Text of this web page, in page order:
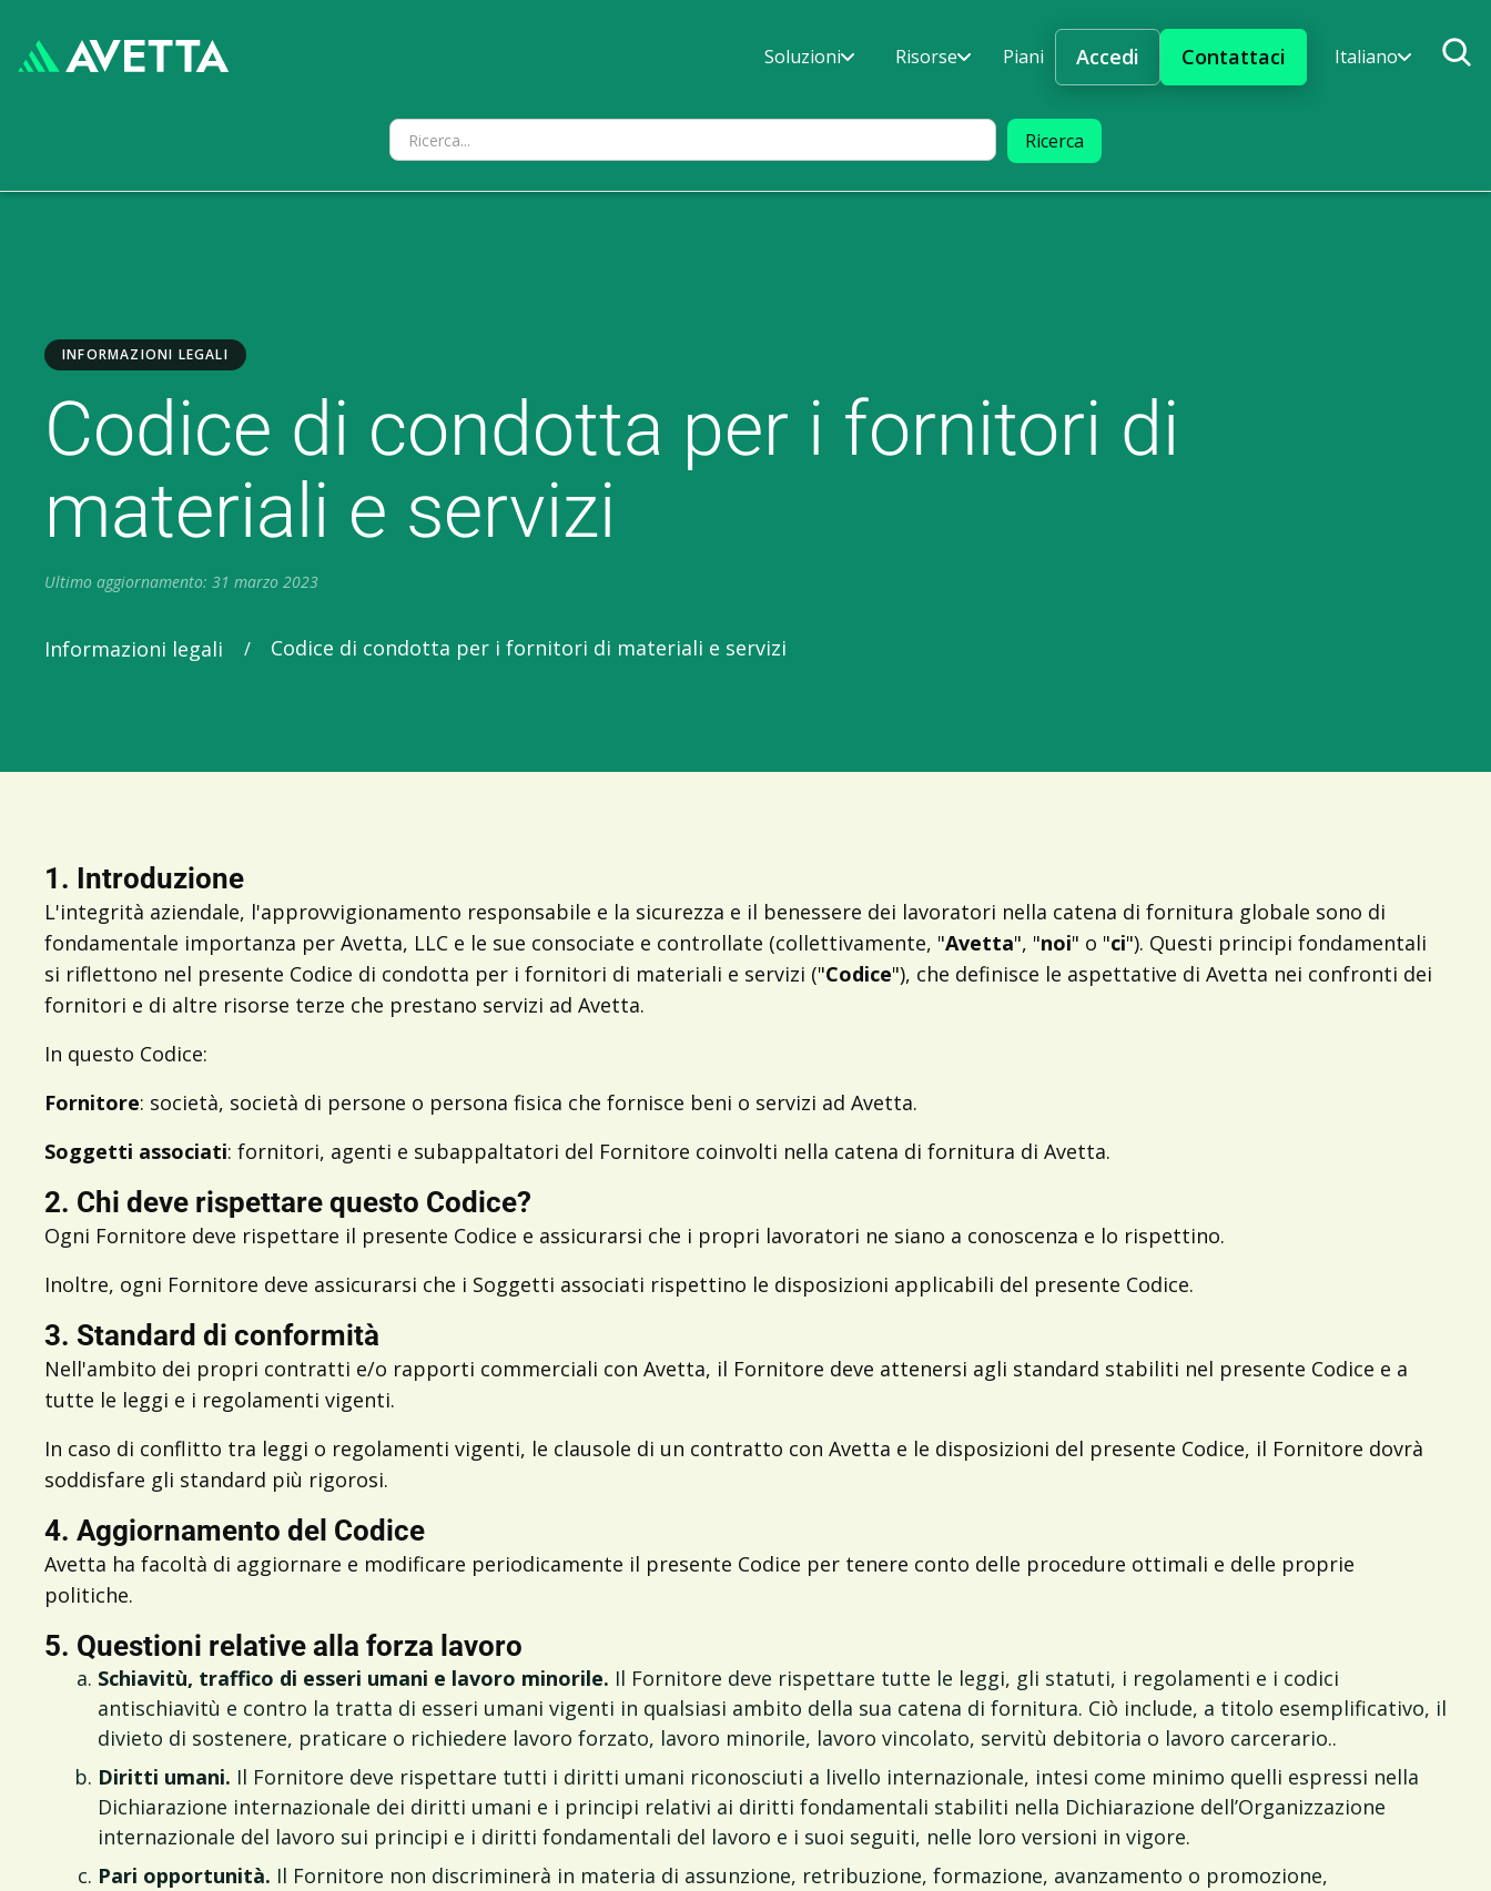
Soluzioni Risorse Piani Accedi Contattaci Italiano
INFORMAZIONI LEGALI
Codice di condotta per i fornitori di
materiali e servizi
Ultimo aggiornamento: 31 marzo 2023
Informazioni legali / Codice di condotta per i fornitori di materiali e servizi
1. Introduzione
L'integrità aziendale, l'approvvigionamento responsabile e la sicurezza e il benessere dei lavoratori nella catena di fornitura globale sono di
fondamentale importanza per Avetta, LLC e le sue consociate e controllate (collettivamente, "Avetta", "noi" o "ci"). Questi principi fondamentali
si riflettono nel presente Codice di condotta per i fornitori di materiali e servizi ("Codice"), che definisce le aspettative di Avetta nei confronti dei
fornitori e di altre risorse terze che prestano servizi ad Avetta.
In questo Codice:
Fornitore: società, società di persone o persona fisica che fornisce beni o servizi ad Avetta.
Soggetti associati: fornitori, agenti e subappaltatori del Fornitore coinvolti nella catena di fornitura di Avetta.
2. Chi deve rispettare questo Codice?
Ogni Fornitore deve rispettare il presente Codice e assicurarsi che i propri lavoratori ne siano a conoscenza e lo rispettino.
Inoltre, ogni Fornitore deve assicurarsi che i Soggetti associati rispettino le disposizioni applicabili del presente Codice.
3. Standard di conformità
Nell'ambito dei propri contratti e/o rapporti commerciali con Avetta, il Fornitore deve attenersi agli standard stabiliti nel presente Codice e a
tutte le leggi e i regolamenti vigenti.
In caso di conflitto tra leggi o regolamenti vigenti, le clausole di un contratto con Avetta e le disposizioni del presente Codice, il Fornitore dovrà
soddisfare gli standard più rigorosi.
4. Aggiornamento del Codice
Avetta ha facoltà di aggiornare e modificare periodicamente il presente Codice per tenere conto delle procedure ottimali e delle proprie
politiche.
5. Questioni relative alla forza lavoro
Schiavitù, traffico di esseri umani e lavoro minorile. Il Fornitore deve rispettare tutte le leggi, gli statuti, i regolamenti e i codici
antischiavitù e contro la tratta di esseri umani vigenti in qualsiasi ambito della sua catena di fornitura. Ciò include, a titolo esemplificativo, il
divieto di sostenere, praticare o richiedere lavoro forzato, lavoro minorile, lavoro vincolato, servitù debitoria o lavoro carcerario..
Diritti umani. Il Fornitore deve rispettare tutti i diritti umani riconosciuti a livello internazionale, intesi come minimo quelli espressi nella
Dichiarazione internazionale dei diritti umani e i principi relativi ai diritti fondamentali stabiliti nella Dichiarazione dell’Organizzazione
internazionale del lavoro sui principi e i diritti fondamentali del lavoro e i suoi seguiti, nelle loro versioni in vigore.
Pari opportunità. Il Fornitore non discriminerà in materia di assunzione, retribuzione, formazione, avanzamento o promozione,